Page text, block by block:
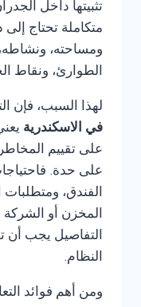
تثبيتها داخل
متكاملة تحتاج
ومساحته،
الطوارئ، ونقاط
لهذا السبب، فإن
في الاسكندرية
على تقييم
على حدة.
الفندق،
المخزن أو
التفاصيل يجب أن
النظام.
ومن أهم فوائد